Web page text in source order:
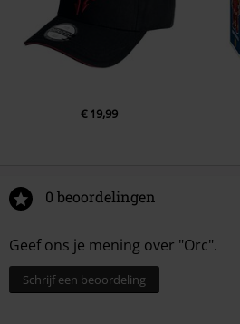
€ 19,99
0 beoordelingen
Geef ons je mening over "Orc".
Schrijf een beoordeling